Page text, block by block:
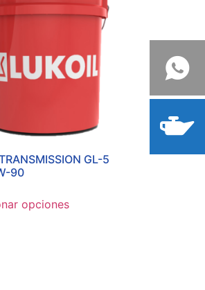
GL-5
90
opciones